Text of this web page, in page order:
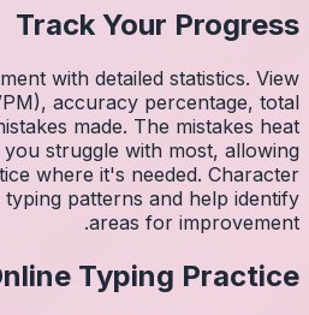
Monitor
your
map
you to